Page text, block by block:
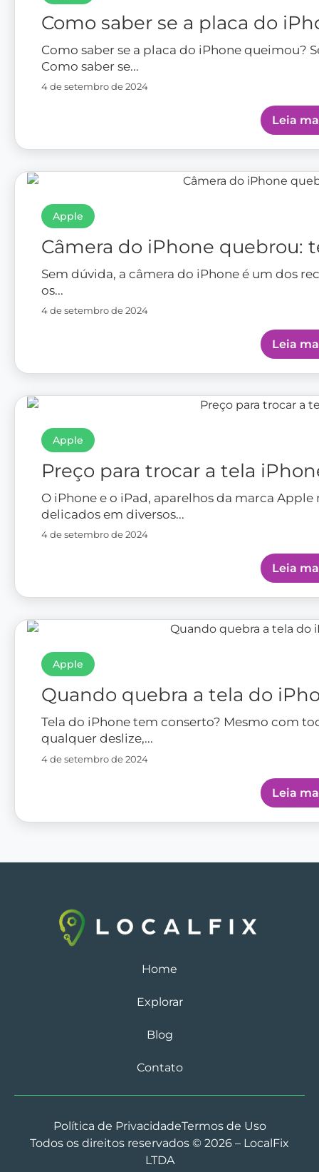
Como saber se a placa do
Como saber se a placa do iPhone queimou?
Como saber se...
4 de setembro de 2024
Leia
Apple
Câmera do iPhone quebrou:
Sem dúvida, a câmera do iPhone é um dos
os...
4 de setembro de 2024
Leia
Apple
Preço para trocar a tela
O iPhone e o iPad, aparelhos da marca
delicados em diversos...
4 de setembro de 2024
Leia
Apple
Quando quebra a tela do
Tela do iPhone tem conserto? Mesmo com
qualquer deslize,...
4 de setembro de 2024
Leia
Home
Explorar
Blog
Contato
Todos os direitos reservados © 2026 – LocalFix
LTDA
Política de PrivacidadeTermos de Uso